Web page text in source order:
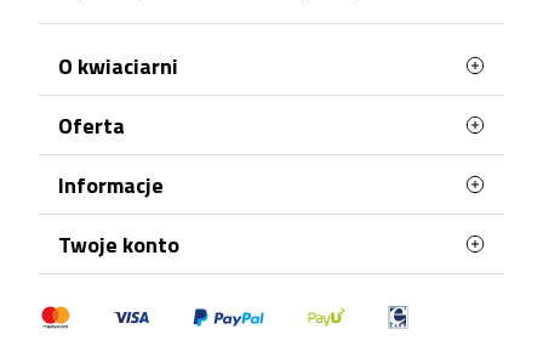
O kwiaciarni
WaszaKwiaciarnia stworzona jest z myślą o
Tobie!
Posiadamy ponad 20 lat doświadczenia i
każdego dnia doręczamy kwiaty na terenie całej
Polski. Róże, bukiety, kosze kwiatów, kwiaty
doniczkowe, kwiaty na pogrzeb – wszystko to
okazja jest odpowiednia, by wręczyć komuś
kwiaty. Zamów je już dzisiaj i zaskocz bliskich!
Oferta
Mapa strony
Informacje
Regulamin
Polityka Prywatności
Twoje konto
Zamówienia